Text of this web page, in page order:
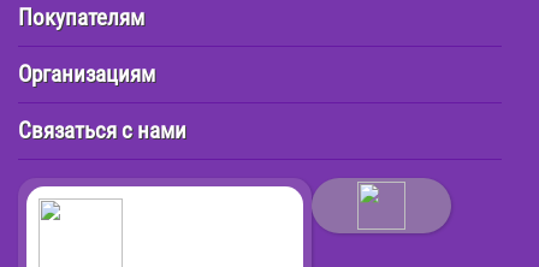
Покупателям
Организациям
Связаться с нами